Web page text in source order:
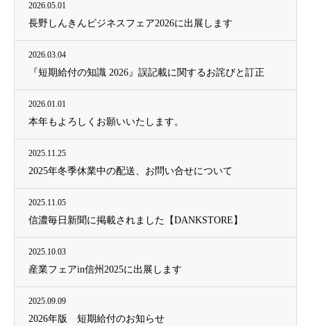
2026.05.01
長野しんきんビジネスフェア2026に出展します
2026.03.04
『短期給付の知識 2026』誤記載に関するお詫びと訂正
2026.01.01
本年もよろしくお願いいたします。
2025.11.25
2025年冬季休業中の配送、お問い合せについて
2025.11.05
信濃毎日新聞に掲載されました【DANKSTORE】
2025.10.03
産業フェアin信州2025に出展します
2025.09.09
2026年版 短期給付のお知らせ